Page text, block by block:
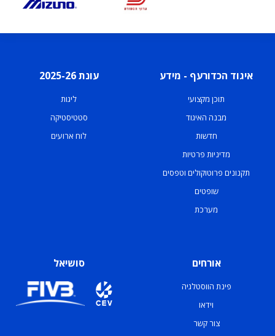
איגוד הכדורעף - מידע
תוכן מקצועי
מבנה האיגוד
חדשות
מדיניות פרטיות
תקנונים פרוטוקולים וטפסים
שופטים
מערכת
עונת 2025-26
ליגות
סטטיסטיקה
לוח ארועים
אורחים
פינת הווסטלגיה
וידאו
צור קשר
סושיאל